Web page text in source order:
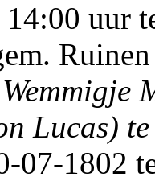
uur
Lucas)
07-1802